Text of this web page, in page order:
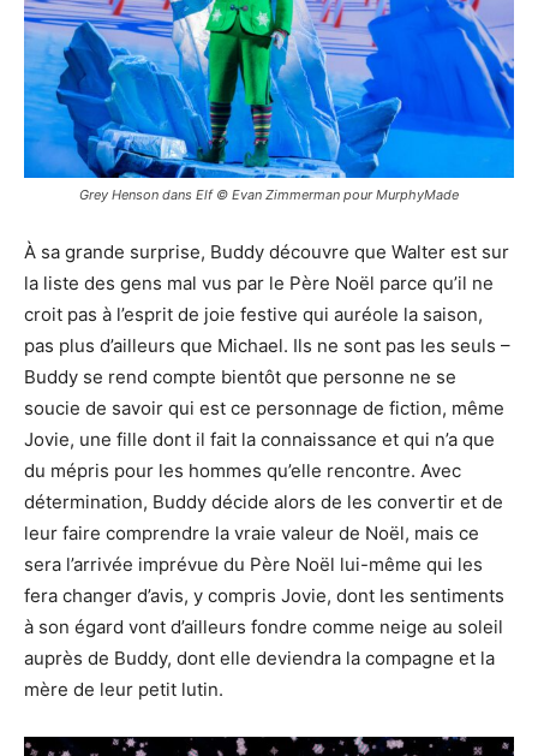
Grey Henson dans Elf © Evan Zimmerman pour MurphyMade
À sa grande surprise, Buddy découvre que Walter est sur
la liste des gens mal vus par le Père Noël parce qu’il ne
croit pas à l’esprit de joie festive qui auréole la saison,
pas plus d’ailleurs que Michael. Ils ne sont pas les seuls –
Buddy se rend compte bientôt que personne ne se
soucie de savoir qui est ce personnage de fiction, même
Jovie, une fille dont il fait la connaissance et qui n’a que
du mépris pour les hommes qu’elle rencontre. Avec
détermination, Buddy décide alors de les convertir et de
leur faire comprendre la vraie valeur de Noël, mais ce
sera l’arrivée imprévue du Père Noël lui-même qui les
fera changer d’avis, y compris Jovie, dont les sentiments
à son égard vont d’ailleurs fondre comme neige au soleil
auprès de Buddy, dont elle deviendra la compagne et la
mère de leur petit lutin.